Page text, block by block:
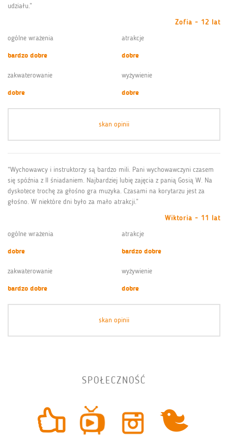
udziału.”
Zofia - 12 lat
ogólne wrażenia
bardzo dobre
atrakcje
dobre
zakwaterowanie
dobre
wyżywienie
dobre
skan opinii
“Wychowawcy i instruktorzy są bardzo mili. Pani wychowawczyni czasem
się spóźnia z II śniadaniem. Najbardziej lubię zajęcia z panią Gosią W. Na
dyskotece trochę za głośno gra muzyka. Czasami na korytarzu jest za
głośno. W niektóre dni było za mało atrakcji.”
Wiktoria - 11 lat
ogólne wrażenia
dobre
atrakcje
bardzo dobre
zakwaterowanie
bardzo dobre
wyżywienie
dobre
skan opinii
SPOŁECZNOŚĆ